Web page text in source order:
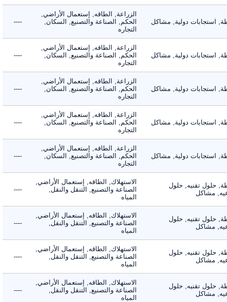
استجابات دولية, مشاكل
الزراعة, الطاقه, إستعمال الأراضي,
الحكم, الصناعة والتصنيع, السكان,
التجاره
----
استجابات دولية, مشاكل
الزراعة, الطاقه, إستعمال الأراضي,
الحكم, الصناعة والتصنيع, السكان,
التجاره
----
استجابات دولية, مشاكل
الزراعة, الطاقه, إستعمال الأراضي,
الحكم, الصناعة والتصنيع, السكان,
التجاره
----
استجابات دولية, مشاكل
الزراعة, الطاقه, إستعمال الأراضي,
الحكم, الصناعة والتصنيع, السكان,
التجاره
----
استجابات دولية, مشاكل
الزراعة, الطاقه, إستعمال الأراضي,
الحكم, الصناعة والتصنيع, السكان,
التجاره
----
حلول تقنيه, حلول
مشاكل
الاستهلاك, الطاقه, إستعمال الأراضي,
الصناعة والتصنيع, التنقل والنقل,
المياه
----
حلول تقنيه, حلول
مشاكل
الاستهلاك, الطاقه, إستعمال الأراضي,
الصناعة والتصنيع, التنقل والنقل,
المياه
----
حلول تقنيه, حلول
مشاكل
الاستهلاك, الطاقه, إستعمال الأراضي,
الصناعة والتصنيع, التنقل والنقل,
المياه
----
حلول تقنيه, حلول
مشاكل
الاستهلاك, الطاقه, إستعمال الأراضي,
الصناعة والتصنيع, التنقل والنقل,
المياه
----